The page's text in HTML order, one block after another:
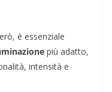
è essenziale
più adatto,
intensità e